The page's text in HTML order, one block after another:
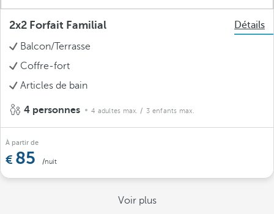
2x2 Forfait Familial
Détails
Balcon/Terrasse
Coffre-fort
Articles de bain
4 personnes 4 adultes max. / 3 enfants max.
À partir de
85 /nuit
Voir plus